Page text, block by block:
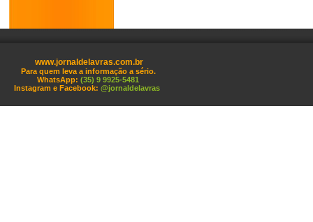
www.jornaldelavras.com.br
Para quem leva a informação a sério.
WhatsApp: (35) 9 9925-5481
Instagram e Facebook: @jornaldelavras